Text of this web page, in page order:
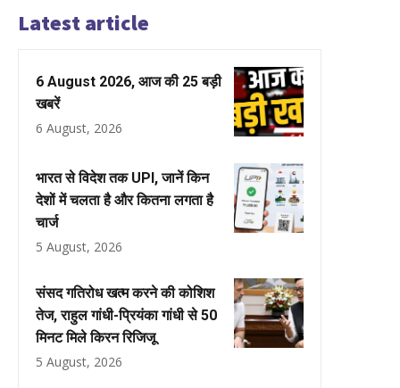
Latest article
6 August 2026, आज की 25 बड़ी
खबरें
6 August, 2026
भारत से विदेश तक UPI, जानें किन
देशों में चलता है और कितना लगता है
चार्ज
5 August, 2026
संसद गतिरोध खत्म करने की कोशिश
तेज, राहुल गांधी-प्रियंका गांधी से 50
मिनट मिले किरन रिजिजू
5 August, 2026